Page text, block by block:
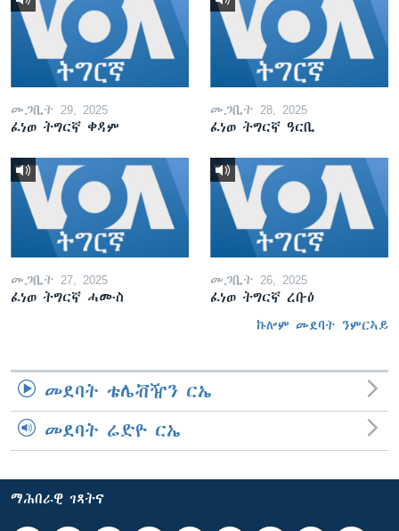
መጋቢት 29, 2025
ፈነወ ትግርኛ ቀዳም
መጋቢት 28, 2025
ፈነወ ትግርኛ ዓርቢ
መጋቢት 27, 2025
ፈነወ ትግርኛ ሓሙስ
መጋቢት 26, 2025
ፈነወ ትግርኛ ረቡዕ
ኩሎም መደባት ንምርኣይ
መደባት ቴሌቭዥን ርኤ
መደባት ሬድዮ ርኤ
ማሕበራዊ ገጻትና